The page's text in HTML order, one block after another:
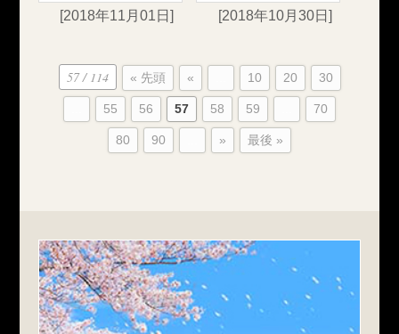
[2018年11月01日] [2018年10月30日]
57 / 114 « 先頭 « 10 20 30
55 56 57 58 59 70
80 90 » 最後 »